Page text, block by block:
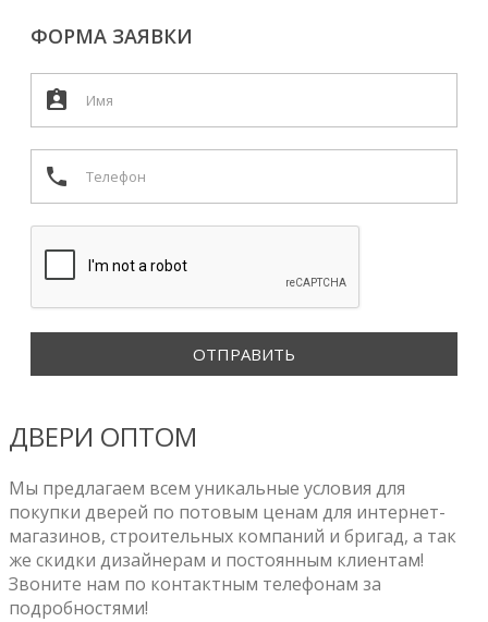
ФОРМА ЗАЯВКИ
ДВЕРИ ОПТОМ
Мы предлагаем всем уникальные условия для
покупки дверей по потовым ценам для интернет-
магазинов, строительных компаний и бригад, а так
же скидки дизайнерам и постоянным клиентам!
Звоните нам по контактным телефонам за
подробностями!